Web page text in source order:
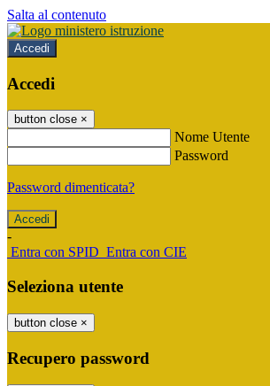
Salta al contenuto
Accedi
Accedi
button close ×
Nome Utente
Password
Password dimenticata?
-
Entra con SPID Entra con CIE
Seleziona utente
button close ×
Recupero password